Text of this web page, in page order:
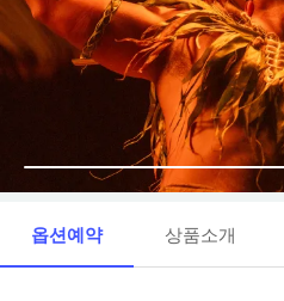
옵션예약 상품소개